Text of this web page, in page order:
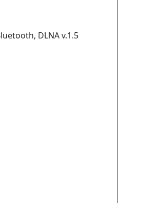
DLNA v.1.5